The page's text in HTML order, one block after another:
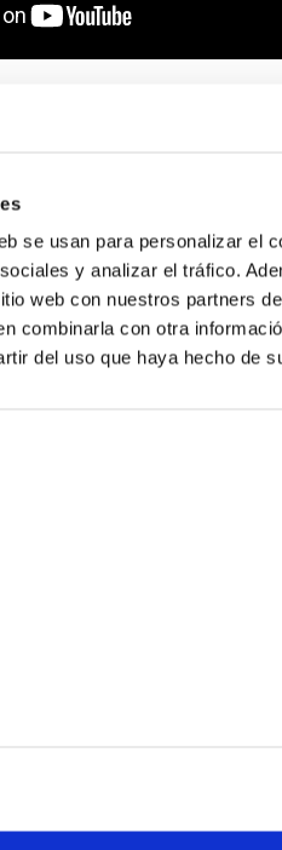
se usan para personalizar el
y analizar el tráfico.
web con nuestros partners
combinarla con otra
del uso que haya hecho de